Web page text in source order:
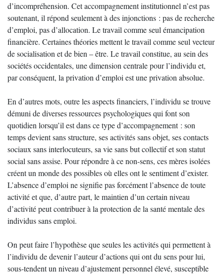
d’incompréhension. Cet accompagnement institutionnel n’est pas
soutenant, il répond seulement à des injonctions : pas de recherche
d’emploi, pas d’allocation. Le travail comme seul émancipation
financière. Certaines théories mettent le travail comme seul vecteur
de socialisation et de bien – être. Le travail constitue, au sein des
sociétés occidentales, une dimension centrale pour l’individu et,
par conséquent, la privation d’emploi est une privation absolue.
En d’autres mots, outre les aspects financiers, l’individu se trouve
démuni de diverses ressources psychologiques qui font son
quotidien lorsqu’il est dans ce type d’accompagnement : son
temps devient sans structure, ses activités sans objet, ses contacts
sociaux sans interlocuteurs, sa vie sans but collectif et son statut
social sans assise. Pour répondre à ce non-sens, ces mères isolées
créent un monde des possibles où elles ont le sentiment d’exister.
L’absence d’emploi ne signifie pas forcément l’absence de toute
activité et que, d’autre part, le maintien d’un certain niveau
d’activité peut contribuer à la protection de la santé mentale des
individus sans emploi.
On peut faire l’hypothèse que seules les activités qui permettent à
l’individu de devenir l’auteur d’actions qui ont du sens pour lui,
sous-tendent un niveau d’ajustement personnel élevé, susceptible